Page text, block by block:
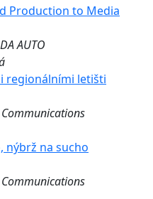
Production to Media
AUTO
regionálními letišti
nýbrž na sucho